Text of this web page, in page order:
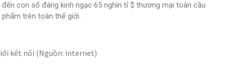
con số đáng kinh ngạc 65 nghìn tỉ $ thương mại toàn cầu
trên toàn thế giới.
kết nối (Nguồn: internet)